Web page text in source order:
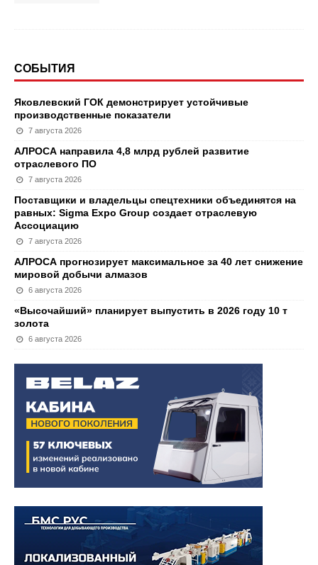
СОБЫТИЯ
Яковлевский ГОК демонстрирует устойчивые
производственные показатели
7 августа 2026
АЛРОСА направила 4,8 млрд рублей развитие
отраслевого ПО
7 августа 2026
Поставщики и владельцы спецтехники объединятся на
равных: Sigma Expo Group создает отраслевую
Ассоциацию
7 августа 2026
АЛРОСА прогнозирует максимальное за 40 лет снижение
мировой добычи алмазов
6 августа 2026
«Высочайший» планирует выпустить в 2026 году 10 т
золота
6 августа 2026